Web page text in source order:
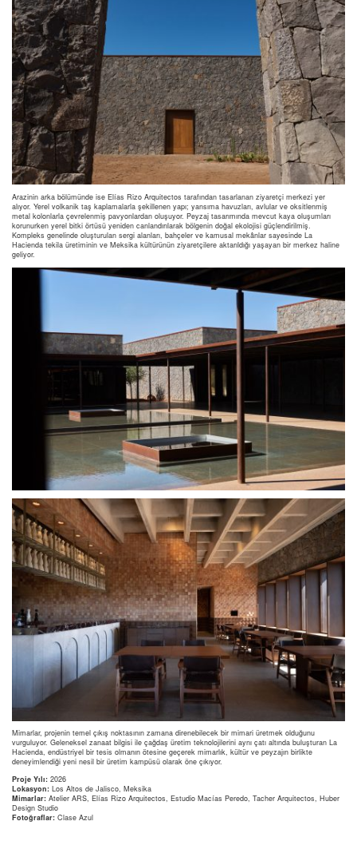
Arazinin arka bölümünde ise Elías Rizo Arquitectos tarafından tasarlanan ziyaretçi merkezi yer
alıyor. Yerel volkanik taş kaplamalarla şekillenen yapı; yansıma havuzları, avlular ve oksitlenmiş
metal kolonlarla çevrelenmiş pavyonlardan oluşuyor. Peyzaj tasarımında mevcut kaya oluşumları
korunurken yerel bitki örtüsü yeniden canlandırılarak bölgenin doğal ekolojisi güçlendirilmiş.
Kompleks genelinde oluşturulan sergi alanları, bahçeler ve kamusal mekânlar sayesinde La
Hacienda tekila üretiminin ve Meksika kültürünün ziyaretçilere aktarıldığı yaşayan bir merkez haline
geliyor.
Mimarlar, projenin temel çıkış noktasının zamana direnebilecek bir mimari üretmek olduğunu
vurguluyor. Geleneksel zanaat bilgisi ile çağdaş üretim teknolojilerini aynı çatı altında buluşturan La
Hacienda, endüstriyel bir tesis olmanın ötesine geçerek mimarlık, kültür ve peyzajın birlikte
deneyimlendiği yeni nesil bir üretim kampüsü olarak öne çıkıyor.
Proje Yılı: 2026
Lokasyon: Los Altos de Jalisco, Meksika
Mimarlar: Atelier ARS, Elías Rizo Arquitectos, Estudio Macías Peredo, Tacher Arquitectos, Huber
Design Studio
Fotoğraflar: Clase Azul